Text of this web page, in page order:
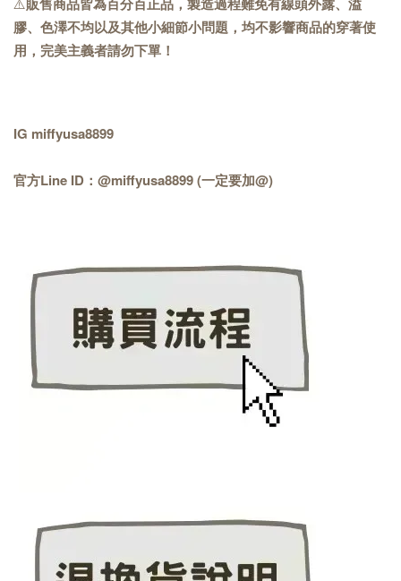
販售商品皆為百分百正品，製造過程難免有線頭外露、溢
膠、色澤不均以及其他小細節小問題，均不影響商品的穿著使
用，完美主義者請勿下單！
IG miffyusa8899
官方Line ID：@miffyusa8899 (一定要加@)